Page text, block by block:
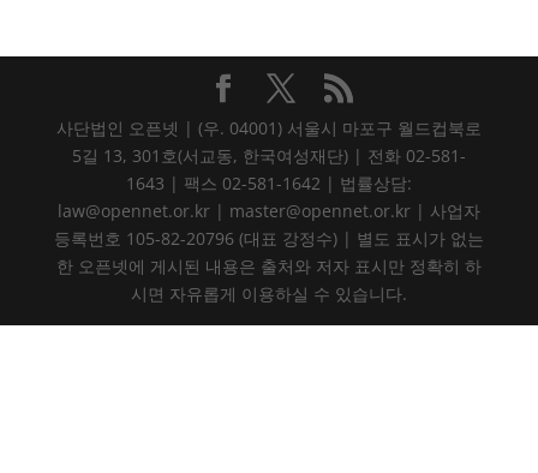
사단법인 오픈넷 | (우. 04001) 서울시 마포구 월드컵북로
5길 13, 301호(서교동, 한국여성재단) | 전화 02-581-
1643 | 팩스 02-581-1642 | 법률상담:
law@opennet.or.kr | master@opennet.or.kr | 사업자
등록번호 105-82-20796 (대표 강정수) | 별도 표시가 없는
한 오픈넷에 게시된 내용은 출처와 저자 표시만 정확히 하
시면 자유롭게 이용하실 수 있습니다.